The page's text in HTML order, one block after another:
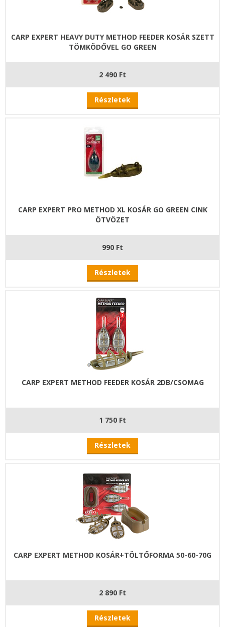
CARP EXPERT HEAVY DUTY METHOD FEEDER KOSÁR SZETT
TÖMKÖDŐVEL GO GREEN
2 490 Ft
Részletek
CARP EXPERT PRO METHOD XL KOSÁR GO GREEN CINK
ÖTVÖZET
990 Ft
Részletek
CARP EXPERT METHOD FEEDER KOSÁR 2DB/CSOMAG
1 750 Ft
Részletek
CARP EXPERT METHOD KOSÁR+TÖLTŐFORMA 50-60-70G
2 890 Ft
Részletek